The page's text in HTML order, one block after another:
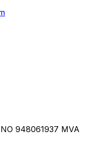
NO 948061937 MVA